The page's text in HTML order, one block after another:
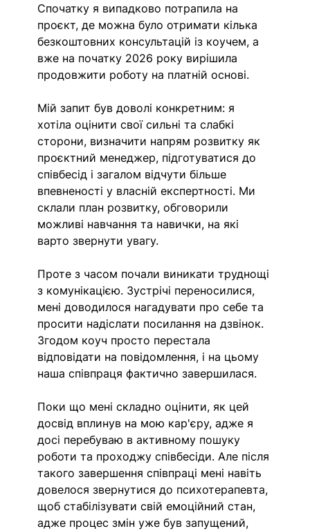
Спочатку я випадково потрапила на
проєкт, де можна було отримати кілька
безкоштовних консультацій із коучем, а
вже на початку 2026 року вирішила
продовжити роботу на платній основі.
Мій запит був доволі конкретним: я
хотіла оцінити свої сильні та слабкі
сторони, визначити напрям розвитку як
проєктний менеджер, підготуватися до
співбесід і загалом відчути більше
впевненості у власній експертності. Ми
склали план розвитку, обговорили
можливі навчання та навички, на які
варто звернути увагу.
Проте з часом почали виникати труднощі
з комунікацією. Зустрічі переносилися,
мені доводилося нагадувати про себе та
просити надіслати посилання на дзвінок.
Згодом коуч просто перестала
відповідати на повідомлення, і на цьому
наша співпраця фактично завершилася.
Поки що мені складно оцінити, як цей
досвід вплинув на мою кар'єру, адже я
досі перебуваю в активному пошуку
роботи та проходжу співбесіди. Але після
такого завершення співпраці мені навіть
довелося звернутися до психотерапевта,
щоб стабілізувати свій емоційний стан,
адже процес змін уже був запущений,